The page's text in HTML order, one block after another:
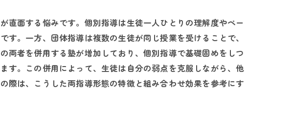
直面する悩みです。個別指導は生徒一人ひとりの理解度やペー
。一方、団体指導は複数の生徒が同じ授業を受けることで、
両者を併用する塾が増加しており、個別指導で基礎固めをしつ
す。この併用によって、生徒は自分の弱点を克服しながら、他
際は、こうした両指導形態の特徴と組み合わせ効果を参考にす